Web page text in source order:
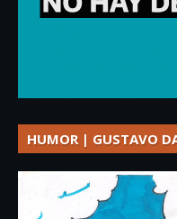
HUMOR | GUSTAVO